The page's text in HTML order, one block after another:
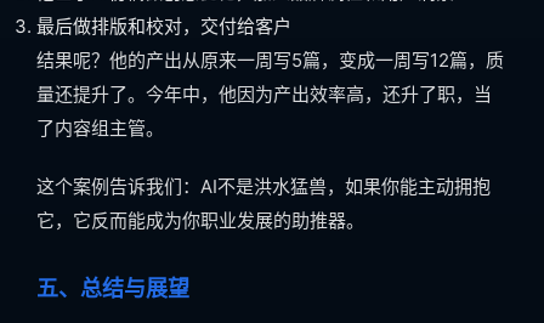
最后做排版和校对，交付给客户
结果呢？他的产出从原来一周写5篇，变成一周写12篇，质
量还提升了。今年中，他因为产出效率高，还升了职，当
了内容组主管。
这个案例告诉我们：AI不是洪水猛兽，如果你能主动拥抱
它，它反而能成为你职业发展的助推器。
五、总结与展望